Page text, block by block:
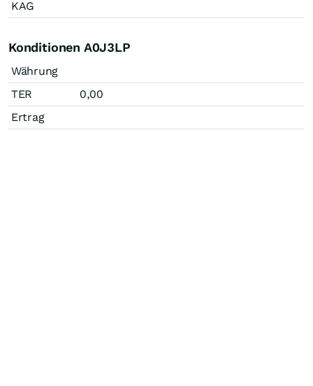
KAG
Konditionen A0J3LP
Währung
TER
0,00
Ertrag